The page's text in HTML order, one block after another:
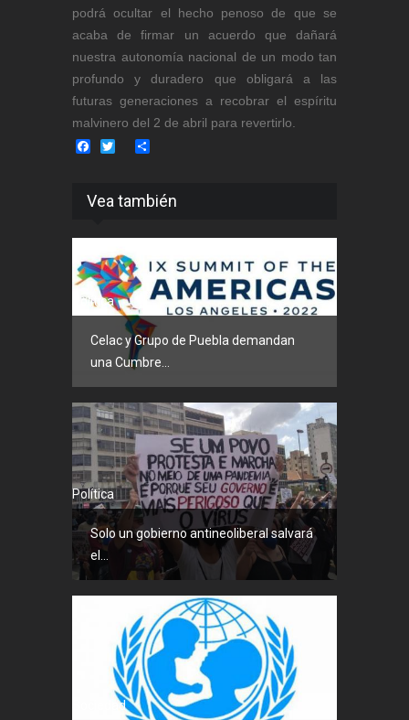
podrá ocultar el hecho penoso de que se
acaba de firmar un acuerdo que dañará
nuestra autonomía nacional de un modo tan
profundo y duradero que obligará a las
futuras generaciones a recobrar el espíritu
malvinero del 2 de abril para revertirlo.
Facebook
Twitter
Vea también
Política
Celac y Grupo de Puebla demandan
una Cumbre...
Política
Solo un gobierno antineoliberal salvará
el...
Sociedad